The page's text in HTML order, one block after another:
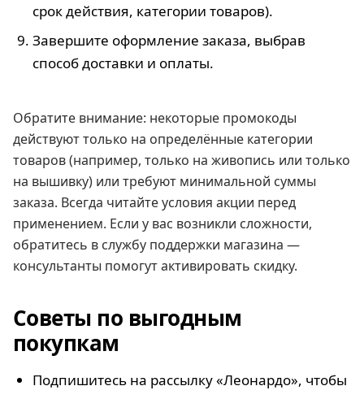
срок действия, категории товаров).
Завершите оформление заказа, выбрав
способ доставки и оплаты.
Обратите внимание: некоторые промокоды
действуют только на определённые категории
товаров (например, только на живопись или только
на вышивку) или требуют минимальной суммы
заказа. Всегда читайте условия акции перед
применением. Если у вас возникли сложности,
обратитесь в службу поддержки магазина —
консультанты помогут активировать скидку.
Советы по выгодным
покупкам
Подпишитесь на рассылку «Леонардо», чтобы